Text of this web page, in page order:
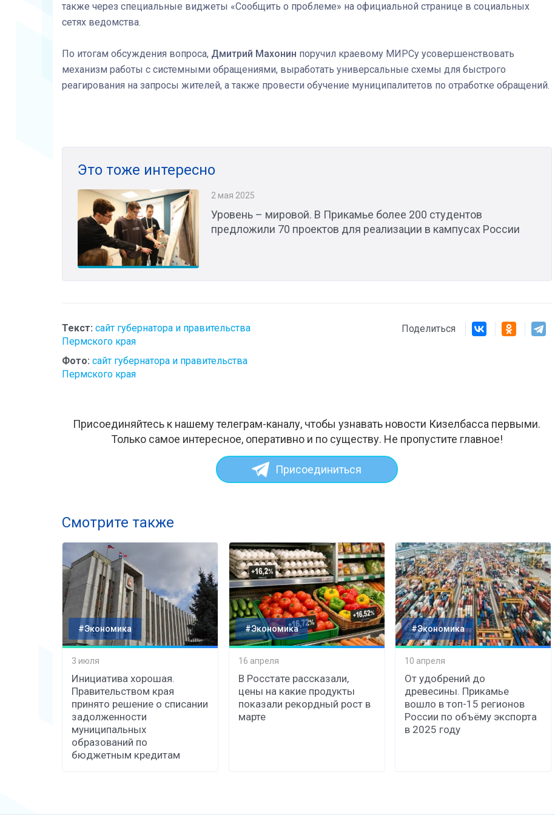
также через специальные виджеты «Сообщить о проблеме» на официальной странице в социальных
сетях ведомства.
По итогам обсуждения вопроса, Дмитрий Махонин поручил краевому МИРСу усовершенствовать
механизм работы с системными обращениями, выработать универсальные схемы для быстрого
реагирования на запросы жителей, а также провести обучение муниципалитетов по отработке обращений.
Это тоже интересно
2 мая 2025
Уровень – мировой. В Прикамье более 200 студентов
предложили 70 проектов для реализации в кампусах России
Текст: сайт губернатора и правительства
Пермского края
Фото: сайт губернатора и правительства
Пермского края
Поделиться
Присоединяйтесь к нашему телеграм-каналу, чтобы узнавать новости Кизелбасса первыми.
Только самое интересное, оперативно и по существу. Не пропустите главное!
Присоединиться
Смотрите также
#Экономика
3 июля
Инициатива хорошая.
Правительством края
принято решение о списании
задолженности
муниципальных
образований по
бюджетным кредитам
#Экономика
16 апреля
В Росстате рассказали,
цены на какие продукты
показали рекордный рост в
марте
#Экономика
10 апреля
От удобрений до
древесины. Прикамье
вошло в топ-15 регионов
России по объёму экспорта
в 2025 году